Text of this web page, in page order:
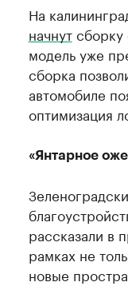
На
начнутсборку
модель уже
сборка
автомобиле
оптимизация
«Янтарное
рассказали в
рамках не
новые